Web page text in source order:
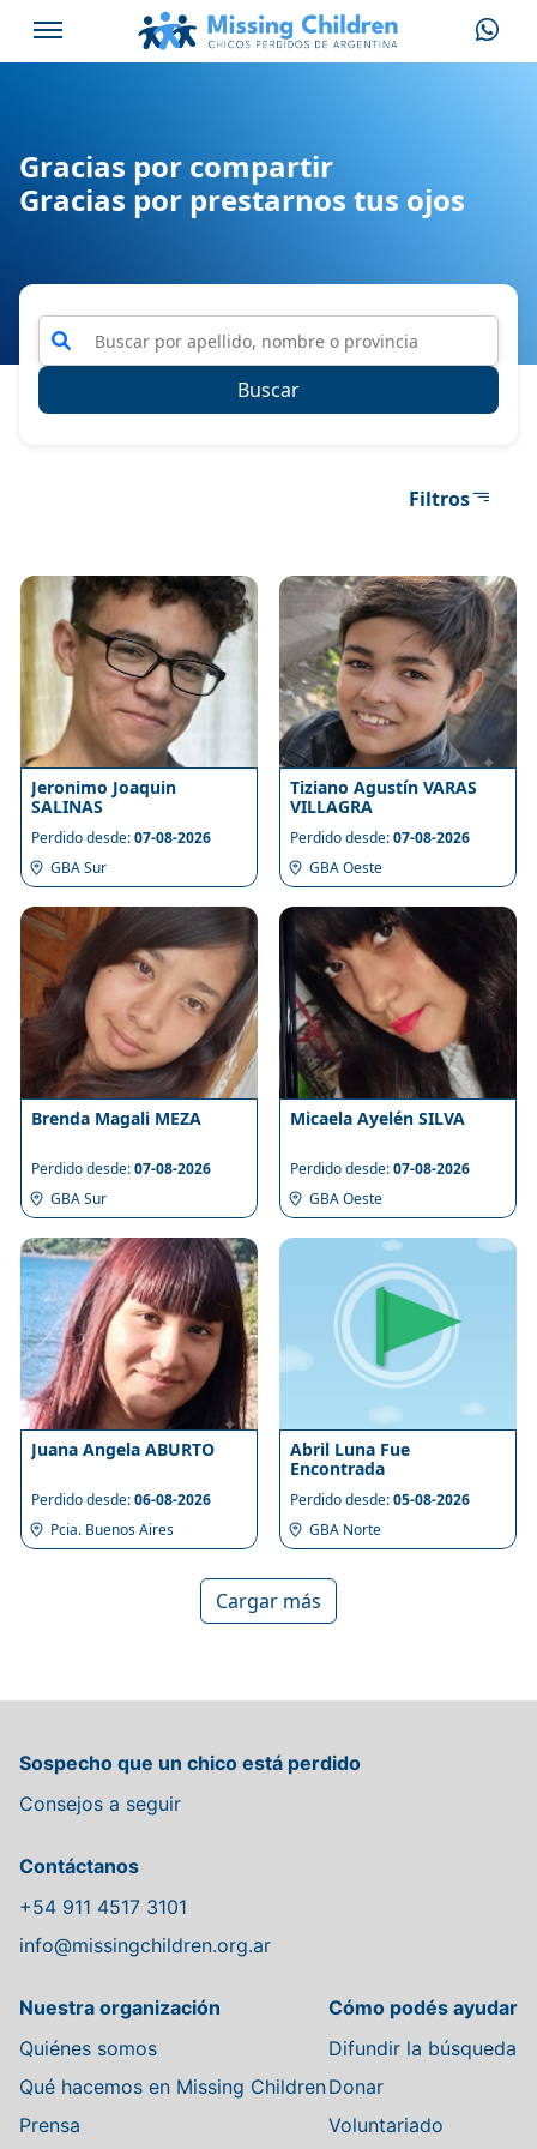
Gracias por compartir
Gracias por prestarnos tus ojos
Buscar
Filtros
Jeronimo Joaquin
SALINAS
Perdido desde:07-08-2026
GBA Sur
Tiziano Agustín VARAS
VILLAGRA
Perdido desde:07-08-2026
GBA Oeste
Brenda Magali MEZA
Perdido desde:07-08-2026
GBA Sur
Micaela Ayelén SILVA
Perdido desde:07-08-2026
GBA Oeste
Juana Angela ABURTO
Perdido desde:06-08-2026
Pcia. Buenos Aires
Abril Luna Fue
Encontrada
Perdido desde:05-08-2026
GBA Norte
Cargar más
Sospecho que un chico está perdido
Consejos a seguir
Contáctanos
+54 911 4517 3101
info@missingchildren.org.ar
Nuestra organización
Quiénes somos
Qué hacemos en Missing Children
Prensa
Cómo podés ayudar
Difundir la búsqueda
Donar
Voluntariado